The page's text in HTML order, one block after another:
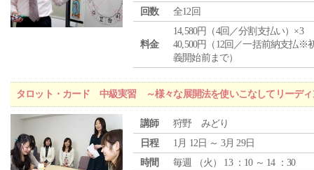
回数
全12回
料金
14,580円（4回／分割支払い）×3
40,500円（12回／一括前納支払※
義開始前まで）
タロット・カード 中級実習 ～様々な展開法を使いこなしてリーディ
講師
狩野 みどり
日程
1月 12日 ～ 3月 29日
時間
毎週 （火 ） 13 ：10 ～ 14 ：30